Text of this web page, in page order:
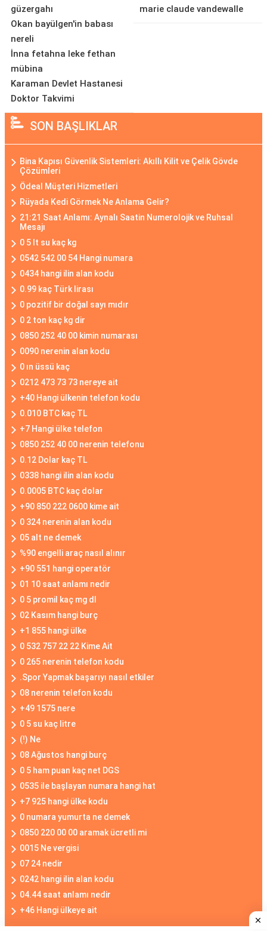
güzergahı
Okan bayülgen'in babası
nereli
İnna fetahna leke fethan
mübina
Karaman Devlet Hastanesi
Doktor Takvimi
marie claude vandewalle
SON BAŞLIKLAR
Bina Kapısı Güvenlik Sistemleri: Akıllı Kilit ve Çelik Gövde
Çözümleri
Ödeal Müşteri Hizmetleri
Rüyada Kedi Görmek Ne Anlama Gelir?
21:21 Saat Anlamı: Aynalı Saatin Numerolojik ve Ruhsal
Mesajı
0 5 lt su kaç kg
0542 542 00 54 Hangi numara
0434 hangi ilin alan kodu
0.99 kaç Türk lirası
0 pozitif bir doğal sayı mıdır
0 2 ton kaç kg dir
0850 252 40 00 kimin numarası
0090 nerenin alan kodu
0 ın üssü kaç
0212 473 73 73 nereye ait
+40 Hangi ülkenin telefon kodu
0.010 BTC kaç TL
+7 Hangi ülke telefon
0850 252 40 00 nerenin telefonu
0.12 Dolar kaç TL
0338 hangi ilin alan kodu
0.0005 BTC kaç dolar
+90 850 222 0600 kime ait
0 324 nerenin alan kodu
05 alt ne demek
%90 engelli araç nasıl alınır
+90 551 hangi operatör
01 10 saat anlamı nedir
0 5 promil kaç mg dl
02 Kasım hangi burç
+1 855 hangi ülke
0 532 757 22 22 Kime Ait
0 265 nerenin telefon kodu
.Spor Yapmak başarıyı nasıl etkiler
08 nerenin telefon kodu
+49 1575 nere
0 5 su kaç litre
(!) Ne
08 Ağustos hangi burç
0 5 ham puan kaç net DGS
0535 ile başlayan numara hangi hat
+7 925 hangi ülke kodu
0 numara yumurta ne demek
0850 220 00 00 aramak ücretli mi
0015 Ne vergisi
07 24 nedir
0242 hangi ilin alan kodu
04.44 saat anlamı nedir
+46 Hangi ülkeye ait